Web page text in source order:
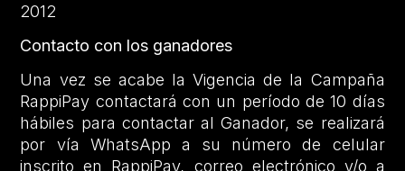
2012
Contacto con los ganadores
Una vez se acabe la Vigencia de la Campaña
RappiPay contactará con un período de 10 días
hábiles para contactar al Ganador, se realizará
por vía WhatsApp a su número de celular
inscrito en RappiPay, correo electrónico y/o a